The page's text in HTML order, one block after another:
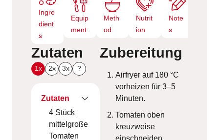
Ingre
dient
s
Equip
ment
Meth
od
Nutrit
ion
Note
s
Zutaten
1x 2x 3x ?
Zutaten
4 Stück
mittelgroße
Tomaten
Zubereitung
Airfryer auf 180 °C
vorheizen für 3–5
Minuten.
Tomaten oben
kreuzweise
einschneiden,